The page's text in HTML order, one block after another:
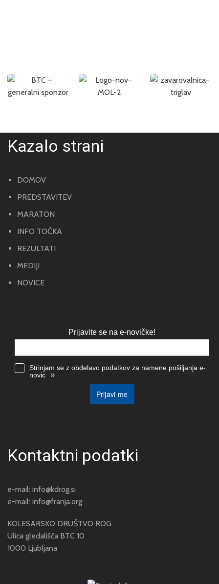
Kazalo strani
DOMOV
PREDSTAVITEV
MARATON
INFO TOČKA
REZULTATI
MEDIJI
NOVICE
Prijavite se na e-novičke!
Strinjam se z obdelavo podatkov za namene pošiljanja e-
novic
»
Prijavi me
Kontaktni podatki
e-mail: info@kdrog.si
e-mail: info@franja.org
KOLESARSKO DRUŠTVO ROG
Ulica gledališča BTC 10
1000 Ljubljana